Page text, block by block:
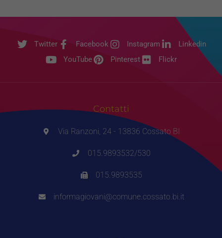
Twitter Facebook Instagram
Linkedin
YouTube
Pinterest Flickr
Contatti
Via Ranzoni, 24 - 13836 Cossato BI
015.9893532/530
015.9893535
informagiovani@comune.cossato.bi.it